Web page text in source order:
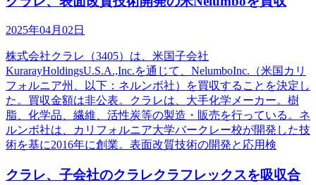
2025年04月02日
株式会社クラレ（3405）は、米国子会社
KurarayHoldingsU.S.A.,Inc.を通じて、NelumboInc.（米国カリ
フォルニア州、以下：ネルンボ社）を買収することを決定し
た。買収金額は非公表。クラレは、大手化学メーカー。樹
脂、化学品、繊維、活性炭等の製造・販売を行っている。ネ
ルンボ社は、カリフォルニア大学バークレー校が開発した技
術を基に2016年に創業。表面改質技術の開発と応用検
クラレ、子会社のクラレクラフレックスを吸収合